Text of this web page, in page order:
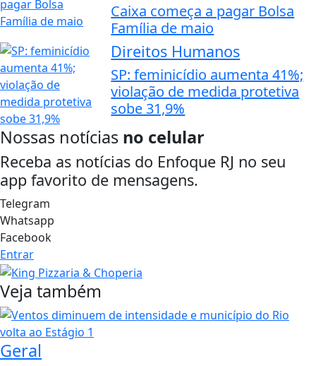
Caixa começa a pagar Bolsa
Família de maio
Direitos Humanos
SP: feminicídio aumenta 41%;
violação de medida protetiva
sobe 31,9%
Nossas notícias no celular
Receba as notícias do Enfoque RJ no seu
app favorito de mensagens.
Telegram
Whatsapp
Facebook
Entrar
Veja também
Geral